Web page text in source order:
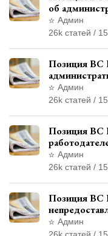
об
месту
привлечения
Админ
26k статей /
Позиция ВС
права
Админ
26k статей /
Позиция ВС
договора с
служащим
Админ
26k статей /
Позиция ВС
контроля и
Админ